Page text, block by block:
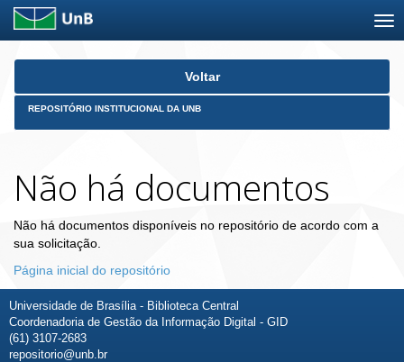
Skip
Voltar
REPOSITÓRIO INSTITUCIONAL DA UNB
Não há documentos
Não há documentos disponíveis no repositório de acordo com a
sua solicitação.
Página inicial do repositório
Universidade de Brasília - Biblioteca Central
Coordenadoria de Gestão da Informação Digital - GID
(61) 3107-2683
repositorio@unb.br